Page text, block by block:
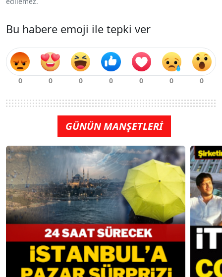
Bu habere emoji ile tepki ver
GÜNÜN MANŞETLERİ